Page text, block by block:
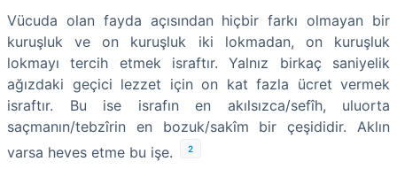
Vücuda olan fayda açısından hiçbir farkı olmayan bir
kuruşluk ve on kuruşluk iki lokmadan, on kuruşluk
lokmayı tercih etmek israftır. Yalnız birkaç saniyelik
ağızdaki geçici lezzet için on kat fazla ücret vermek
israftır. Bu ise israfın en akılsızca/sefîh, uluorta
saçmanın/tebzîrin en bozuk/sakîm bir çeşididir. Aklın
varsa heves etme bu işe.
2